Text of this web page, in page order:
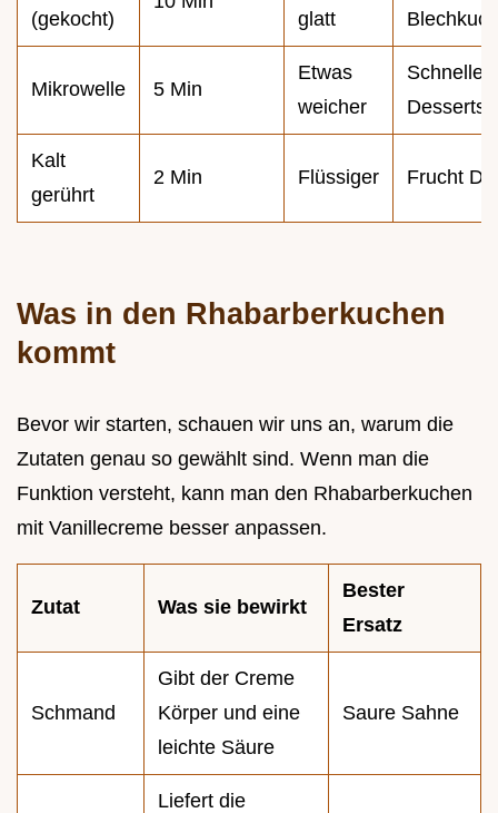
(gekocht)
glatt
Mikrowelle 5 Min
Etwas
weicher
Schnelle
Desserts
Kalt
gerührt
2 Min Flüssiger Frucht
Was in den Rhabarberkuchen
kommt
Bevor wir starten, schauen wir uns an, warum die
Zutaten genau so gewählt sind. Wenn man die
Funktion versteht, kann man den Rhabarberkuchen
mit Vanillecreme besser anpassen.
Zutat Was sie bewirkt
Bester
Ersatz
Schmand
Gibt der Creme
Körper und eine
leichte Säure
Saure Sahne
Liefert die